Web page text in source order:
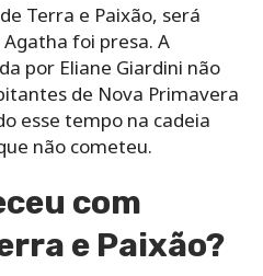
Terra e Paixão, será
foi presa. A
por Eliane Giardini não
de Nova Primavera
esse tempo na cadeia
não cometeu.
com
e Paixão?